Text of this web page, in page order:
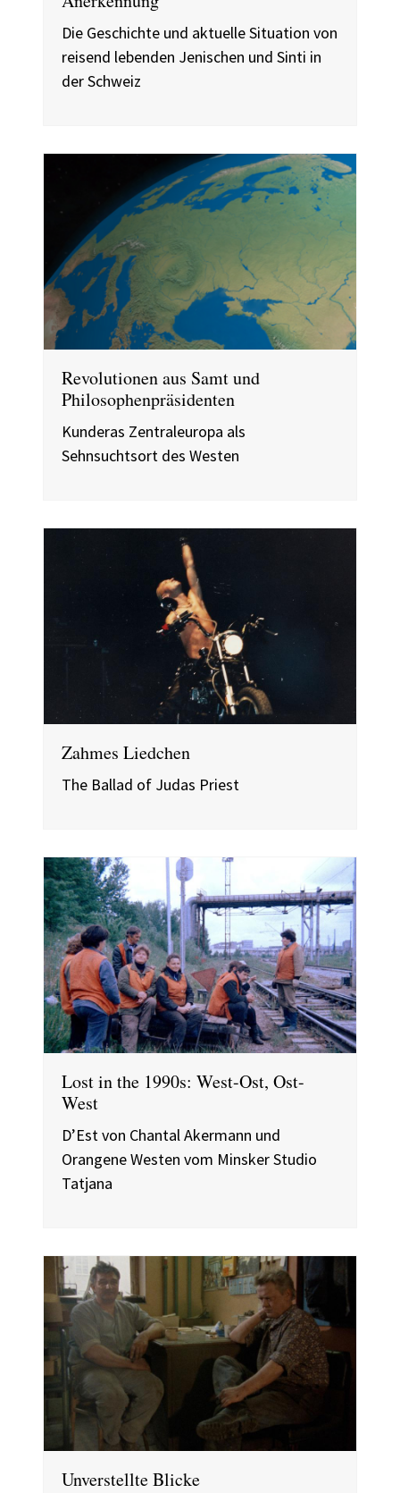
Die Geschichte und aktuelle Situation von
reisend lebenden Jenischen und Sinti in
der Schweiz
Revolutionen aus Samt und
Philosophenpräsidenten
Kunderas Zentraleuropa als
Sehnsuchtsort des Westen
Zahmes Liedchen
The Ballad of Judas Priest
Lost in the 1990s: West-Ost, Ost-
West
D’Est von Chantal Akermann und
Orangene Westen vom Minsker Studio
Tatjana
Unverstellte Blicke